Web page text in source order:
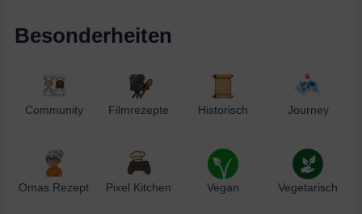
Besonderheiten
Community Filmrezepte Historisch Journey
Omas Rezept Pixel Kitchen Vegan Vegetarisch